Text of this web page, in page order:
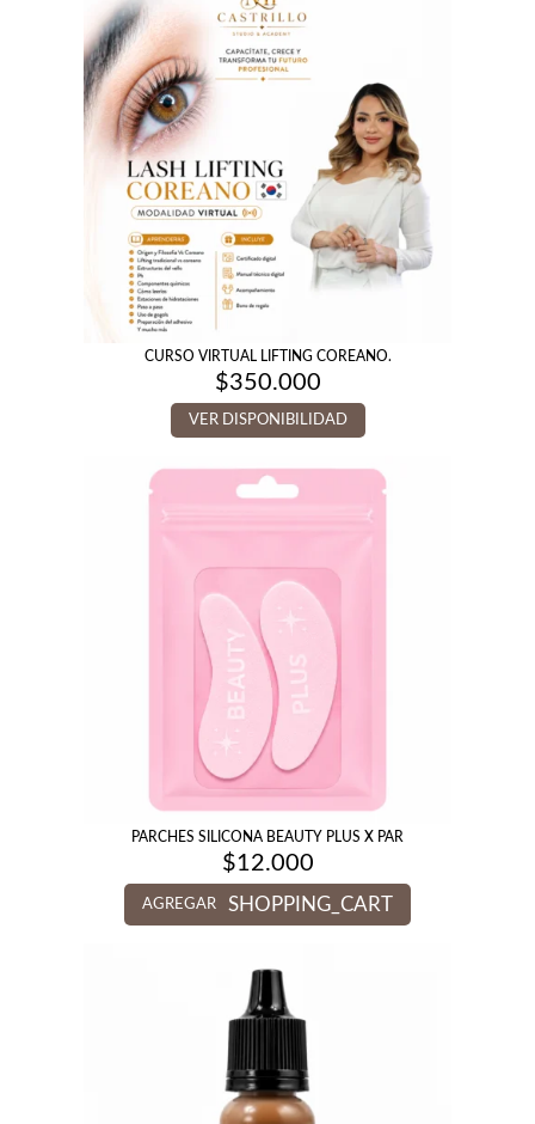
CURSO VIRTUAL LIFTING COREANO.
$350.000
VER DISPONIBILIDAD
PARCHES SILICONA BEAUTY PLUS X PAR
$12.000
AGREGAR SHOPPING_CART